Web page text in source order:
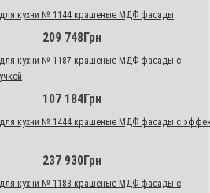
для кухни № 1144 крашеные МДФ фасады
209 748Грн
для кухни № 1187 крашеные МДФ фасады с
107 184Грн
для кухни № 1444 крашеные МДФ фасады с
237 930Грн
для кухни № 1188 крашеные МДФ фасады с